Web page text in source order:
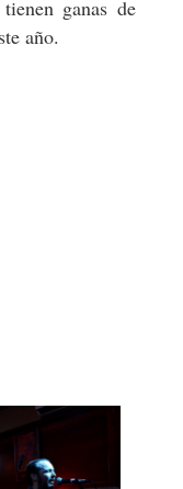
ganas de
año.